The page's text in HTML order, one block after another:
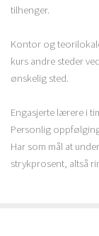
tilhenger.
Kontor og
kurs andre steder
ønskelig sted.
Engasjerte lærere i
Personlig
Har som mål at
strykprosent, altså